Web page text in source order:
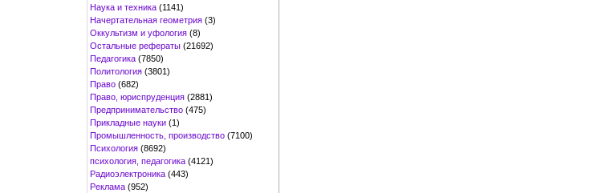
Наука и техника (1141)
Начертательная геометрия (3)
Оккультизм и уфология (8)
Остальные рефераты (21692)
Педагогика (7850)
Политология (3801)
Право (682)
Право, юриспруденция (2881)
Предпринимательство (475)
Прикладные науки (1)
Промышленность, производство (7100)
Психология (8692)
психология, педагогика (4121)
Радиоэлектроника (443)
Реклама (952)